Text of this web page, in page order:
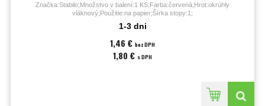
Značka:Stabilo;Množstvo v balení:1 KS;Farba:červená;Hrot:okrúhly
vláknový;Použitie:na papier;Šírka stopy:1;
1-3 dni
1,46 € bez DPH
1,80 € s DPH